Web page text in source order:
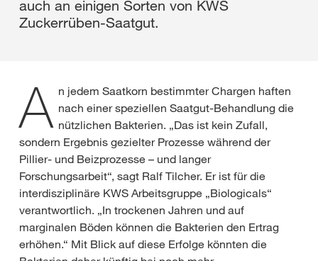
auch an einigen Sorten von KWS
Zuckerrüben-Saatgut.
A n jedem Saatkorn bestimmter Chargen haften
nach einer speziellen Saatgut-Behandlung die
nützlichen Bakterien. „Das ist kein Zufall,
sondern Ergebnis gezielter Prozesse während der
Pillier- und Beizprozesse – und langer
Forschungsarbeit“, sagt Ralf Tilcher. Er ist für die
interdisziplinäre KWS Arbeitsgruppe „Biologicals“
verantwortlich. „In trockenen Jahren und auf
marginalen Böden können die Bakterien den Ertrag
erhöhen.“ Mit Blick auf diese Erfolge könnten die